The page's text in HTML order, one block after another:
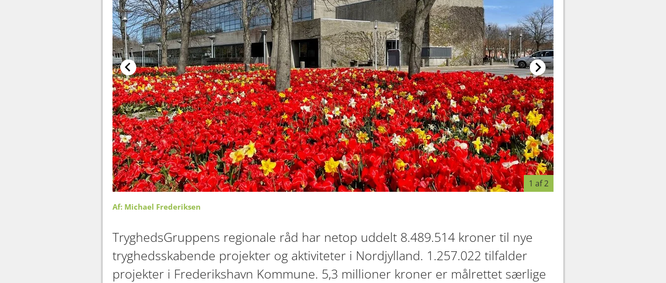
1 af 2
Af: Michael Frederiksen
TryghedsGruppens regionale råd har netop uddelt 8.489.514 kroner til nye
tryghedsskabende projekter og aktiviteter i Nordjylland. 1.257.022 tilfalder
projekter i Frederikshavn Kommune. 5,3 millioner kroner er målrettet særlige